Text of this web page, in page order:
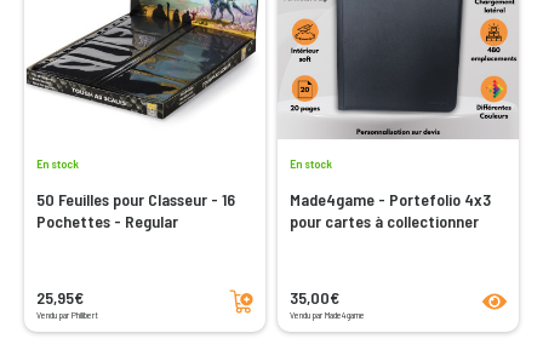
En stock
50 Feuilles pour Classeur - 16
Pochettes - Regular
25,95€
Vendu par Philibert
Ajouter au panier
En stock
Made4game - Portefolio 4x3
pour cartes à collectionner
35,00€
Vendu par Made4game